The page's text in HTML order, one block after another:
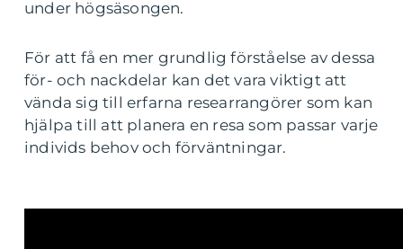
under högsäsongen.
För att få en mer grundlig förståelse av dessa
för- och nackdelar kan det vara viktigt att
vända sig till erfarna researrangörer som kan
hjälpa till att planera en resa som passar varje
individs behov och förväntningar.